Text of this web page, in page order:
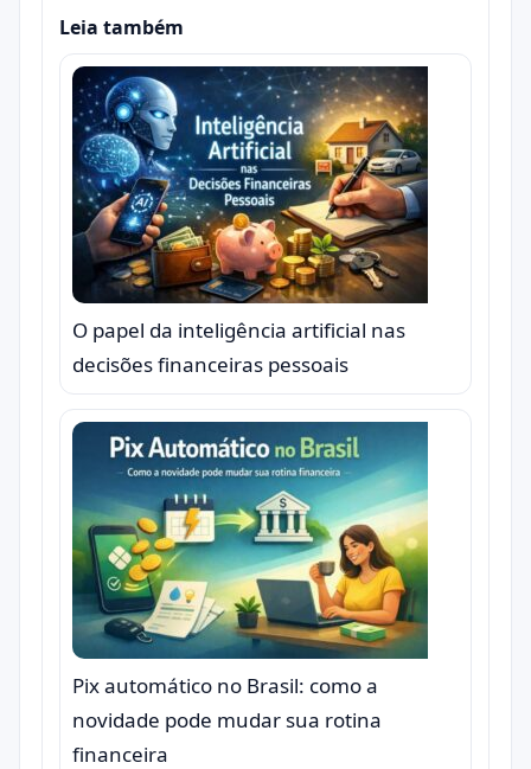
Leia também
O papel da inteligência artificial nas
decisões financeiras pessoais
Pix automático no Brasil: como a
novidade pode mudar sua rotina
financeira